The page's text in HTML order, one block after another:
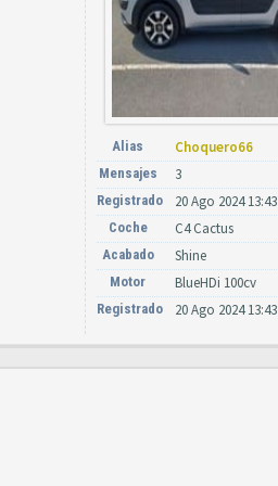
Alias Choquero66
Mensajes 3
Registrado 20 Ago 2024 13:43
Coche C4 Cactus
Acabado Shine
Motor BlueHDi 100cv
Registrado 20 Ago 2024 13:43